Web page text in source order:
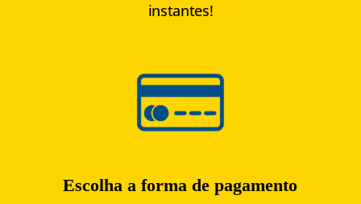
instantes!
Escolha a forma de pagamento